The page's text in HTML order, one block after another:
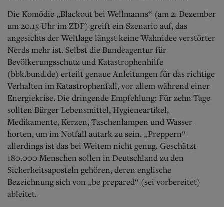
Die Komödie „Blackout bei Wellmanns“ (am 2. Dezember
um 20.15 Uhr im ZDF) greift ein Szenario auf, das
angesichts der Weltlage längst keine Wahnidee verstörter
Nerds mehr ist. Selbst die Bundeagentur für
Bevölkerungsschutz und Katastrophenhilfe
(bbk.bund.de) erteilt genaue Anleitungen für das richtige
Verhalten im Katastrophenfall, vor allem während einer
Energiekrise. Die dringende Empfehlung: Für zehn Tage
sollten Bürger Lebensmittel, Hygieneartikel,
Medikamente, Kerzen, Taschenlampen und Wasser
horten, um im Notfall autark zu sein. „Preppern“
allerdings ist das bei Weitem nicht genug. Geschätzt
180.000 Menschen sollen in Deutschland zu den
Sicherheitsaposteln gehören, deren englische
Bezeichnung sich von „be prepared“ (sei vorbereitet)
ableitet.